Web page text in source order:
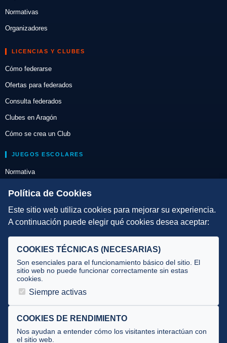
Normativas
Organizadores
LICENCIAS Y CLUBES
Cómo federarse
Ofertas para federados
Consulta federados
Clubes en Aragón
Cómo se crea un Club
JUEGOS ESCOLARES
Normativa
Escuelas de Triatlón
DIRECCIÓN TÉCNICA
Selecciones
Tecnificación
JUECES Y OFICIALES
Documentos
Cursos
Política de Cookies
Este sitio web utiliza cookies para mejorar su experiencia.
A continuación puede elegir qué cookies desea aceptar:
COOKIES TÉCNICAS (NECESARIAS)
Son esenciales para el funcionamiento básico del sitio. El
sitio web no puede funcionar correctamente sin estas
cookies.
Siempre activas
COOKIES DE RENDIMIENTO
Nos ayudan a entender cómo los visitantes interactúan con
el sitio web.